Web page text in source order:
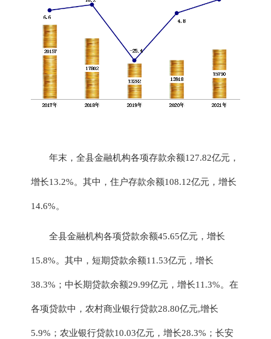
年末，全县金融机构各项存款余额127.82亿元，
增长13.2%。其中，住户存款余额108.12亿元，增长
14.6%。
全县金融机构各项贷款余额45.65亿元，增长
15.8%。其中，短期贷款余额11.53亿元，增长
38.3%；中长期贷款余额29.99亿元，增长11.3%。 在
各项贷款中，农村商业银行贷款28.80亿元,增长
5.9%；农业银行贷款10.03亿元，增长28.3%； 长安